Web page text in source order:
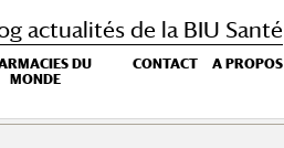
actualités de la BIU Santé
DU
MONDE
CONTACT A PROPOS